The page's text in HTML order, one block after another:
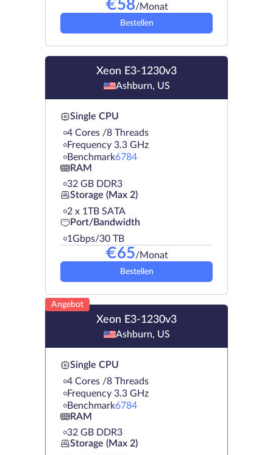
€58/Monat
Bestellen
Xeon E3-1230v3
Ashburn, US
Single CPU
4 Cores /8 Threads
Frequency 3.3 GHz
Benchmark6784
RAM
32 GB DDR3
Storage (Max 2)
2 х 1TB SATA
Port/Bandwidth
1Gbps/30 TB
€65/Monat
Bestellen
Angebot
Xeon E3-1230v3
Ashburn, US
Single CPU
4 Cores /8 Threads
Frequency 3.3 GHz
Benchmark6784
RAM
32 GB DDR3
Storage (Max 2)